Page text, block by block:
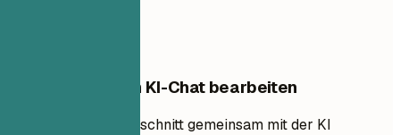
Diese Vorlage im KI-Chat bearbeiten
Lassen Sie jeden Abschnitt gemeinsam mit der KI